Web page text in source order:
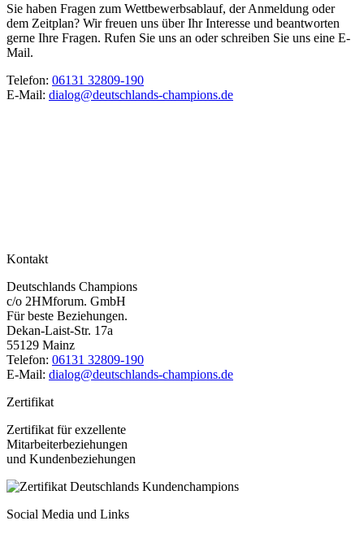
Sie haben Fragen zum Wettbewerbsablauf, der Anmeldung oder
dem Zeitplan? Wir freuen uns über Ihr Interesse und beantworten
gerne Ihre Fragen. Rufen Sie uns an oder schreiben Sie uns eine E-
Mail.
Telefon: 06131 32809-190
E-Mail: dialog@deutschlands-champions.de
Kontakt
Deutschlands Champions
c/o 2HMforum. GmbH
Für beste Beziehungen.
Dekan-Laist-Str. 17a
55129 Mainz
Telefon: 06131 32809-190
E-Mail: dialog@deutschlands-champions.de
Zertifikat
Zertifikat für exzellente
Mitarbeiterbeziehungen
und Kundenbeziehungen
Social Media und Links